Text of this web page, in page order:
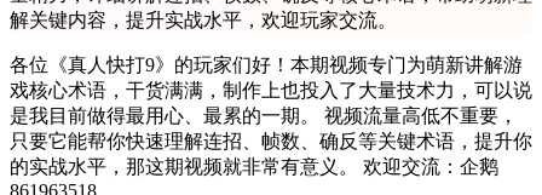
解关键内容，提升实战水平，欢迎玩家交流。
各位《真人快打9》的玩家们好！本期视频专门为萌新讲解游
戏核心术语，干货满满，制作上也投入了大量技术力，可以说
是我目前做得最用心、最累的一期。 视频流量高低不重要，
只要它能帮你快速理解连招、帧数、确反等关键术语，提升你
的实战水平，那这期视频就非常有意义。 欢迎交流：企鹅
861963518